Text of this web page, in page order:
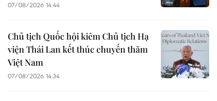
07/08/2026 14:44
Chủ tịch Quốc hội kiêm Chủ tịch Hạ
viện Thái Lan kết thúc chuyến thăm
Việt Nam
07/08/2026 14:34